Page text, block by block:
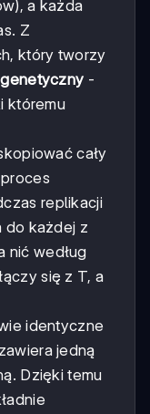
a każda
Z
który tworzy
-
któremu
cały
replikacji
do każdej z
nić według
się z T, a
identyczne
jedną
Dzięki temu